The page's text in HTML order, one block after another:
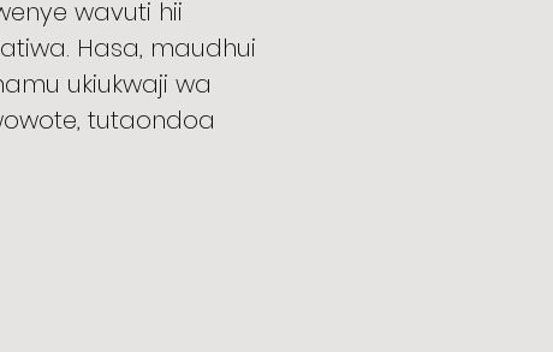
wavuti hii
Hasa, maudhui
ukiukwaji wa
tutaondoa